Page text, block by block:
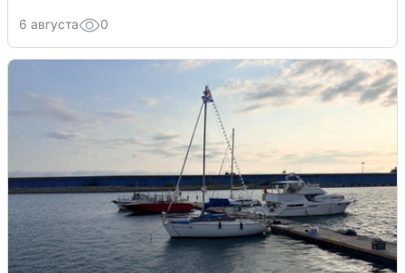
6 августа 0